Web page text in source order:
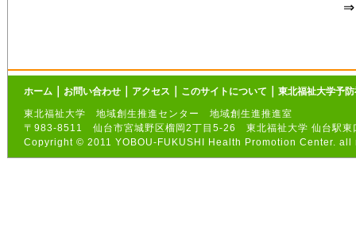
⇒
ホーム お問い合わせ アクセス このサイトについて
東北福祉大学予
東北福祉大学 地域創生推進センター 地域創生進推進室
〒983-8511 仙台市宮城野区榴岡2丁目5-26 東北福祉大学 仙台駅
Copyright © 2011 YOBOU-FUKUSHI Health Promotion Center.